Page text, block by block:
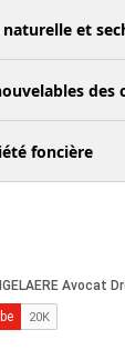
et
des
foncière